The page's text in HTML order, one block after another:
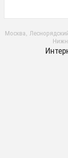
Москва,